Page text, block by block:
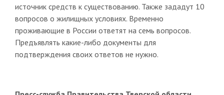
источник средств к существованию. Также зададут 10
вопросов о жилищных условиях. Временно
проживающие в России ответят на семь вопросов.
Предъявлять какие-либо документы для
подтверждения своих ответов не нужно.